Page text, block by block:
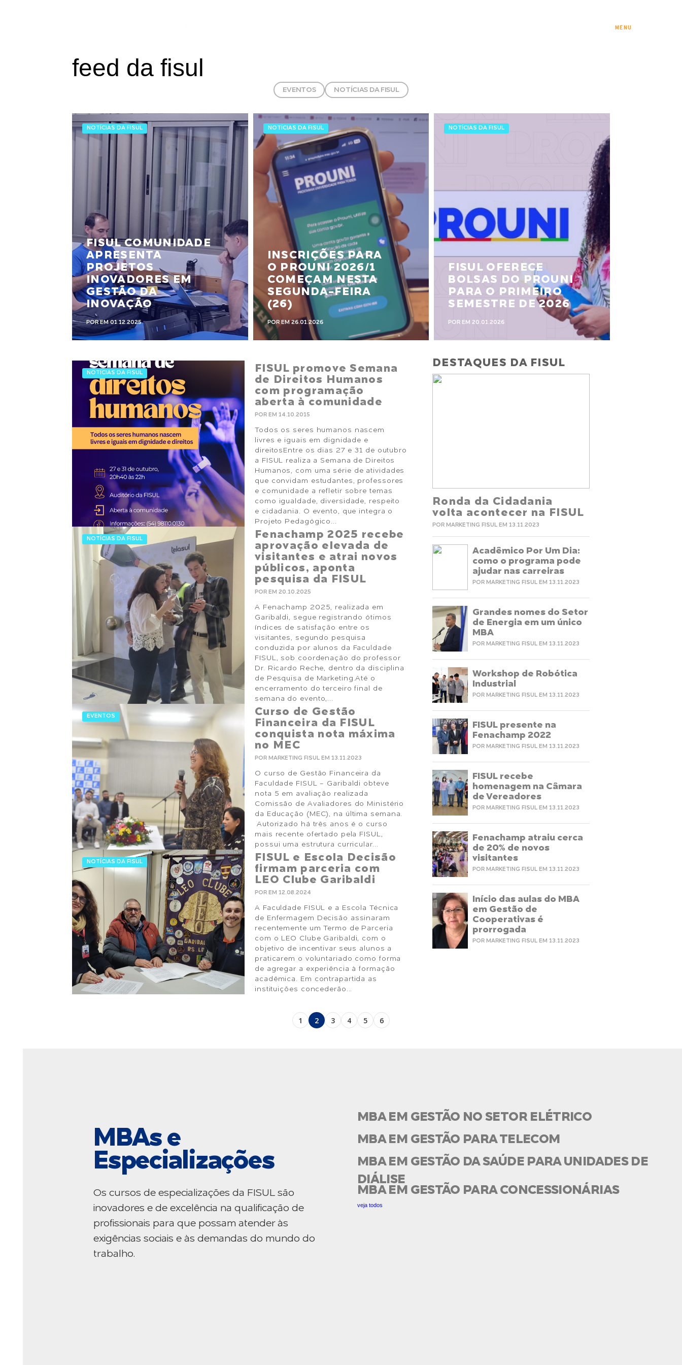
MENU
feed da fisul
EVENTOS NOTÍCIAS DA FISUL
NOTÍCIAS DA FISUL
FISUL COMUNIDADE
APRESENTA
PROJETOS
INOVADORES EM
GESTÃO DA
INOVAÇÃO
POR EM 01.12.2025
NOTÍCIAS DA FISUL
INSCRIÇÕES PARA
O PROUNI 2026/1
COMEÇAM NESTA
SEGUNDA-FEIRA
(26)
POR EM 26.01.2026
NOTÍCIAS DA FISUL
FISUL OFERECE
BOLSAS DO PROUNI
PARA O PRIMEIRO
SEMESTRE DE 2026
POR EM 20.01.2026
NOTÍCIAS DA FISUL
FISUL promove Semana
de Direitos Humanos
com programação
aberta à comunidade
POR EM 14.10.2015
Todos os seres humanos nascem
livres e iguais em dignidade e
direitosEntre os dias 27 e 31 de outubro
a FISUL realiza a Semana de Direitos
Humanos, com uma série de atividades
que convidam estudantes, professores
e comunidade a refletir sobre temas
como igualdade, diversidade, respeito
e cidadania. O evento, que integra o
Projeto Pedagógico...
NOTÍCIAS DA FISUL
Fenachamp 2025 recebe
aprovação elevada de
visitantes e atrai novos
públicos, aponta
pesquisa da FISUL
POR EM 20.10.2025
A Fenachamp 2025, realizada em
Garibaldi, segue registrando ótimos
índices de satisfação entre os
visitantes, segundo pesquisa
conduzida por alunos da Faculdade
FISUL, sob coordenação do professor
Dr. Ricardo Reche, dentro da disciplina
de Pesquisa de Marketing.Até o
encerramento do terceiro final de
semana do evento,...
EVENTOS
Curso de Gestão
Financeira da FISUL
conquista nota máxima
no MEC
POR MARKETING FISUL EM 13.11.2023
O curso de Gestão Financeira da
Faculdade FISUL - Garibaldi obteve
nota 5 em avaliação realizada
Comissão de Avaliadores do Ministério
da Educação (MEC), na última semana.
Autorizado há três anos é o curso
mais recente ofertado pela FISUL,
possui uma estrutura curricular...
NOTÍCIAS DA FISUL
FISUL e Escola Decisão
firmam parceria com
LEO Clube Garibaldi
POR EM 12.08.2024
A Faculdade FISUL e a Escola Técnica
de Enfermagem Decisão assinaram
recentemente um Termo de Parceria
com o LEO Clube Garibaldi, com o
objetivo de incentivar seus alunos a
praticarem o voluntariado como forma
de agregar a experiência à formação
acadêmica. Em contrapartida as
instituições concederão...
DESTAQUES DA FISUL
Ronda da Cidadania
volta acontecer na FISUL
POR MARKETING FISUL EM 13.11.2023
Acadêmico Por Um Dia:
como o programa pode
ajudar nas carreiras
POR MARKETING FISUL EM 13.11.2023
Grandes nomes do Setor
de Energia em um único
MBA
POR MARKETING FISUL EM 13.11.2023
Workshop de Robótica
Industrial
POR MARKETING FISUL EM 13.11.2023
FISUL presente na
Fenachamp 2022
POR MARKETING FISUL EM 13.11.2023
FISUL recebe
homenagem na Câmara
de Vereadores
POR MARKETING FISUL EM 13.11.2023
Fenachamp atraiu cerca
de 20% de novos
visitantes
POR MARKETING FISUL EM 13.11.2023
Início das aulas do MBA
em Gestão de
Cooperativas é
prorrogada
POR MARKETING FISUL EM 13.11.2023
1 2 3 4 5 6
MBAs e
Especializações
Os cursos de especializações da FISUL são
inovadores e de excelência na qualificação de
profissionais para que possam atender às
exigências sociais e às demandas do mundo do
trabalho.
MBA EM GESTÃO NO SETOR ELÉTRICO
MBA EM GESTÃO PARA TELECOM
MBA EM GESTÃO DA SAÚDE PARA UNIDADES DE
DIÁLISE
MBA EM GESTÃO PARA CONCESSIONÁRIAS
veja todos